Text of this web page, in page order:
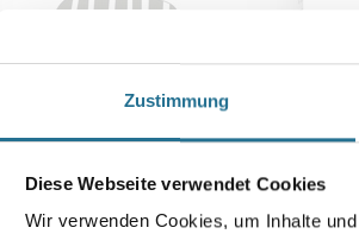
Zustimmung
Diese Webseite verwendet Cookies
Wir verwenden Cookies, um Inhalte